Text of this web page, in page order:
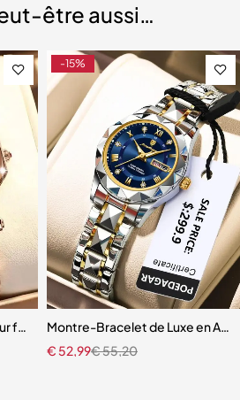
être aussi…
date, semaine
femme haute qualité
-15%
Montre-Bracelet de Luxe en
€55,20
€ 52,99